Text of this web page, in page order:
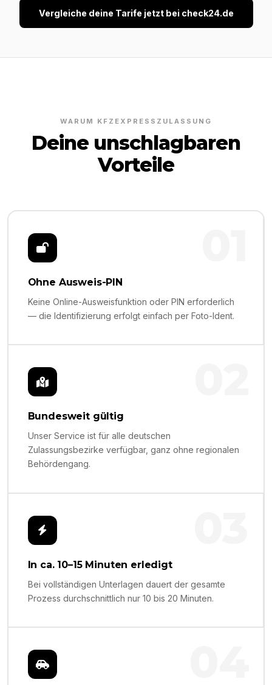
Vergleiche deine Tarife jetzt bei check24.de
WARUM KFZEXPRESSZULASSUNG
Deine unschlagbaren
Vorteile
Ohne Ausweis-PIN
Keine Online-Ausweisfunktion oder PIN erforderlich
— die Identifizierung erfolgt einfach per Foto-Ident.
Bundesweit gültig
Unser Service ist für alle deutschen
Zulassungsbezirke verfügbar, ganz ohne regionalen
Behördengang.
In ca. 10–15 Minuten erledigt
Bei vollständigen Unterlagen dauert der gesamte
Prozess durchschnittlich nur 10 bis 20 Minuten.